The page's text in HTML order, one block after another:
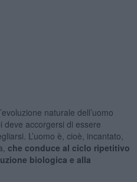
naturale dell’uomo
accorgersi di essere
L’uomo è, cioè, incantato,
che conduce al ciclo ripetitivo
biologica e alla